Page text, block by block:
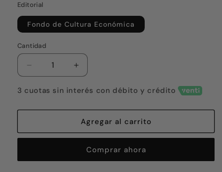
Editorial
Fondo de Cultura Económica
Cantidad
Reducir
cantidad
para
victimas,
criminales:
Aumentar
cantidad
para
victimas,
ni
criminales:
sexuales
3 cuotas sin interés con débito y crédito
Agregar al carrito
Comprar ahora